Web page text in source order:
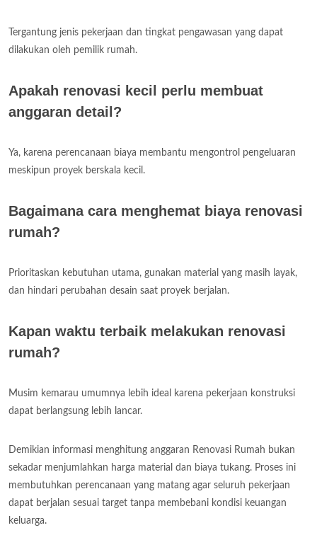
Tergantung jenis pekerjaan dan tingkat pengawasan yang dapat
dilakukan oleh pemilik rumah.
Apakah renovasi kecil perlu membuat
anggaran detail?
Ya, karena perencanaan biaya membantu mengontrol pengeluaran
meskipun proyek berskala kecil.
Bagaimana cara menghemat biaya renovasi
rumah?
Prioritaskan kebutuhan utama, gunakan material yang masih layak,
dan hindari perubahan desain saat proyek berjalan.
Kapan waktu terbaik melakukan renovasi
rumah?
Musim kemarau umumnya lebih ideal karena pekerjaan konstruksi
dapat berlangsung lebih lancar.
Demikian informasi menghitung anggaran Renovasi Rumah bukan
sekadar menjumlahkan harga material dan biaya tukang. Proses ini
membutuhkan perencanaan yang matang agar seluruh pekerjaan
dapat berjalan sesuai target tanpa membebani kondisi keuangan
keluarga.